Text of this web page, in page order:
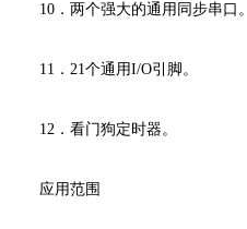
10．两个强大的通用同步串口。
11．21个通用I/O引脚。
12．看门狗定时器。
应用范围